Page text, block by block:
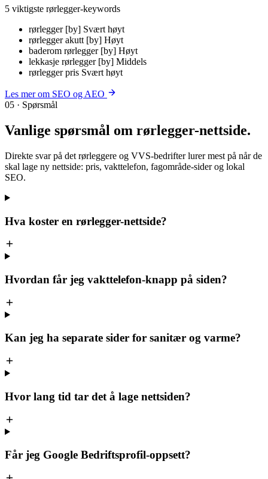
5 viktigste rørlegger-keywords
rørlegger [by] Svært høyt
rørlegger akutt [by] Høyt
baderom rørlegger [by] Høyt
lekkasje rørlegger [by] Middels
rørlegger pris Svært høyt
Les mer om SEO og AEO
05 · Spørsmål
Vanlige spørsmål om rørlegger-nettside.
Direkte svar på det rørleggere og VVS-bedrifter lurer mest på når de
skal lage ny nettside: pris, vakttelefon, fagområde-sider og lokal
SEO.
Hva koster en rørlegger-nettside?
Hvordan får jeg vakttelefon-knapp på siden?
Kan jeg ha separate sider for sanitær og varme?
Hvor lang tid tar det å lage nettsiden?
Får jeg Google Bedriftsprofil-oppsett?